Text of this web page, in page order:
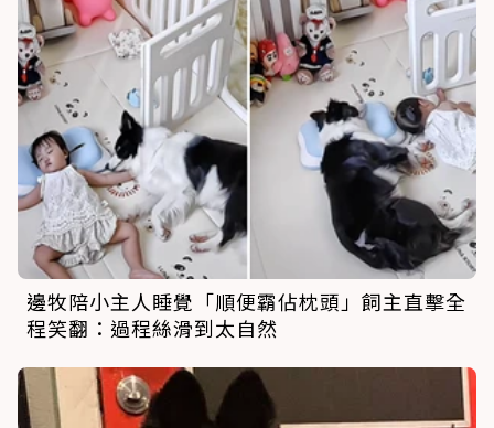
邊牧陪小主人睡覺「順便霸佔枕頭」飼主直擊全
程笑翻：過程絲滑到太自然